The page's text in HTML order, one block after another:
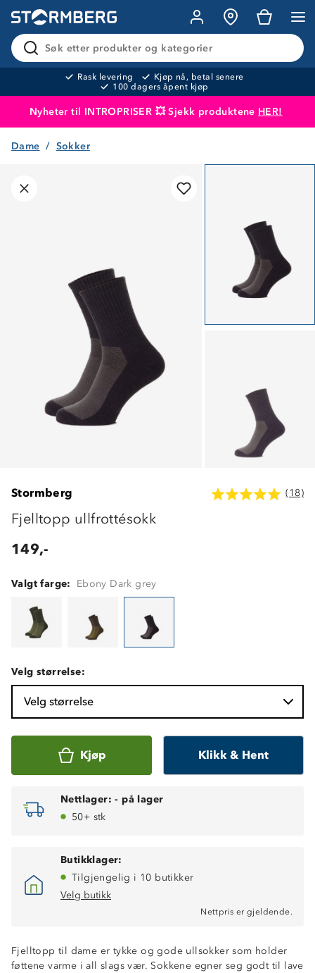
Søk etter produkter og kategorier
Rask levering
Kjøp nå, betal senere
100 dagers åpent kjøp
Nyheter til INTROPRISER 💥 Sjekk produktene HER!
Produktet er lagt i handlekurven
Dame Sokker
Stormberg (18)
Fjelltopp ullfrottésokk
149,-
Valgt farge: Ebony Dark grey
Velg størrelse:
Velg størrelse
Kjøp Klikk & Hent
Nettlager: - på lager
50+ stk
Butikklager:
Tilgjengelig i 10 butikker
Velg butikk
Nettpris er gjeldende.
Fjelltopp til dame er tykke og gode ullsokker som holder
føttene varme i all slags vær. Sokkene egner seg godt til lave